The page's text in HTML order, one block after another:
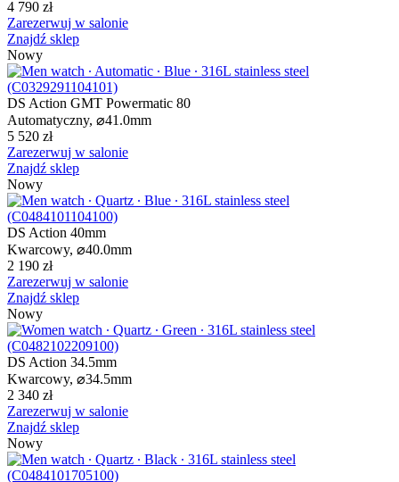
4 790 zł
Zarezerwuj w salonie
Znajdź sklep
Nowy
DS Action GMT Powermatic 80
Automatyczny, ⌀41.0mm
5 520 zł
Zarezerwuj w salonie
Znajdź sklep
Nowy
DS Action 40mm
Kwarcowy, ⌀40.0mm
2 190 zł
Zarezerwuj w salonie
Znajdź sklep
Nowy
DS Action 34.5mm
Kwarcowy, ⌀34.5mm
2 340 zł
Zarezerwuj w salonie
Znajdź sklep
Nowy